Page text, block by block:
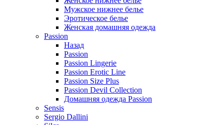
Мужское нижнее белье
Эротическое белье
Женская домашняя одежда
Passion
Назад
Passion
Passion Lingerie
Passion Erotic Line
Passion Size Plus
Passion Devil Collection
Домашняя одежда Passion
Sensis
Sergio Dallini